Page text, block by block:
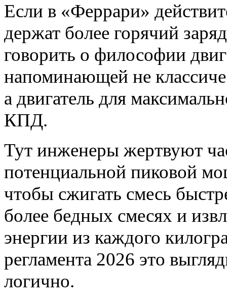
Если в «Феррари»
держат более горячий
говорить о философии
напоминающей не
а двигатель для
КПД.
Тут инженеры жертвуют
потенциальной пиковой
чтобы сжигать смесь
более бедных смесях и
энергии из каждого
регламента 2026 это
логично.